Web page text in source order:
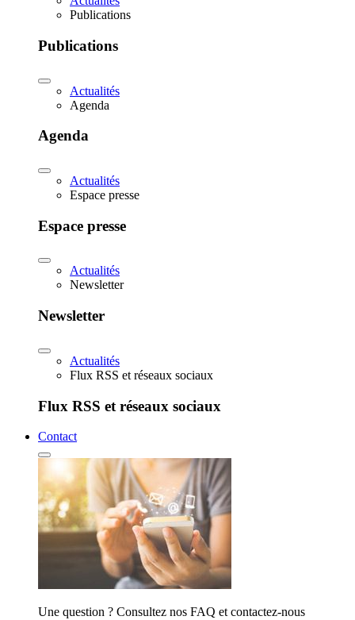
Publications
Publications
Actualités
Agenda
Agenda
Actualités
Espace presse
Espace presse
Actualités
Newsletter
Newsletter
Actualités
Flux RSS et réseaux sociaux
Flux RSS et réseaux sociaux
Contact
Une question ? Consultez nos FAQ et contactez-nous